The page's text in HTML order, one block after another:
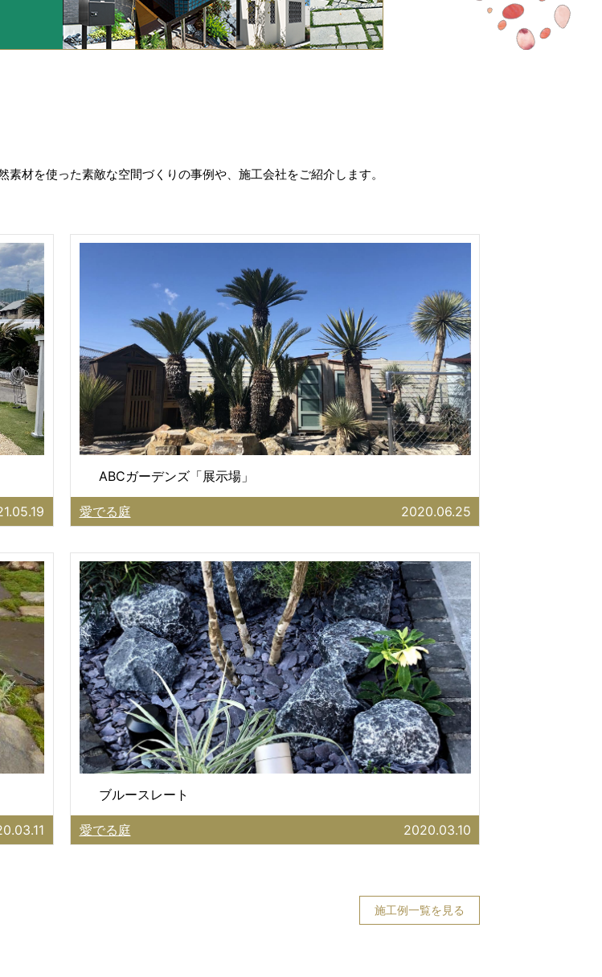
素材を使った素敵な空間づくりの事例や、施工会社をご紹介します。
ABCガーデンズ「展示場」
愛でる庭 2020.06.25
ブルースレート
愛でる庭 2020.03.10
施工例一覧を見る